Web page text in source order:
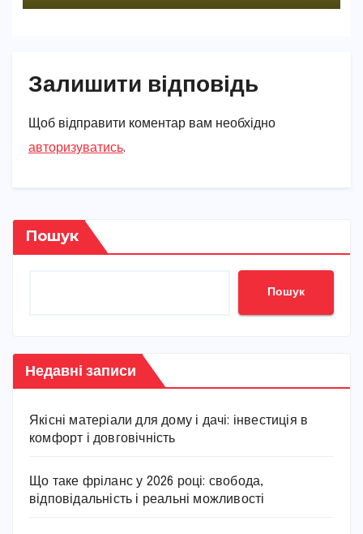
Залишити відповідь
Щоб відправити коментар вам необхідно
авторизуватись.
Пошук
Пошук
Недавні записи
Якісні матеріали для дому і дачі: інвестиція в
комфорт і довговічність
Що таке фріланс у 2026 році: свобода,
відповідальність і реальні можливості